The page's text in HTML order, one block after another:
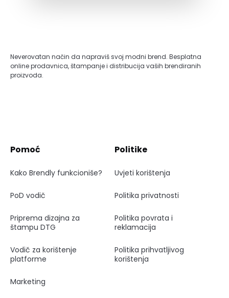
Neverovatan način da napraviš svoj modni brend. Besplatna
online prodavnica, štampanje i distribucija vaših brendiranih
proizvoda.
Pomoć
Kako Brendly funkcioniše?
PoD vodič
Priprema dizajna za
štampu DTG
Vodič za korištenje
platforme
Marketing
Politike
Uvjeti korištenja
Politika privatnosti
Politika povrata i
reklamacija
Politika prihvatljivog
korištenja